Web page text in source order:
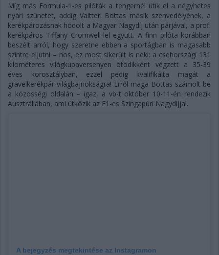
Míg más Formula-1-es pilóták a tengernél ütik el a négyhetes
nyári szünetet, addig Valtteri Bottas másik szenvedélyének, a
kerékpározásnak hódolt a Magyar Nagydíj után párjával, a profi
kerékpáros Tiffany Cromwell-lel együtt. A finn pilóta korábban
beszélt arról, hogy szeretne ebben a sportágban is magasabb
szintre eljutni – nos, ez most sikerült is neki: a csehországi 131
kilométeres világkupaversenyen ötödikként végzett a 35-39
éves korosztályban, ezzel pedig kvalifikálta magát a
gravelkerékpár-világbajnokságra! Erről maga Bottas számolt be
a közösségi oldalán – igaz, a vb-t október 10-11-én rendezik
Ausztráliában, ami ütközik az F1-es Szingapúri Nagydíjjal.
A bejegyzés megtekintése az Instagramon